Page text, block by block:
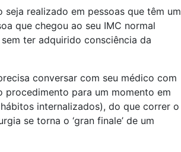
realizado em pessoas que têm um
que chegou ao seu IMC normal
ter adquirido consciência da
conversar com seu médico com
procedimento para um momento em
internalizados), do que correr o
se torna o ‘gran finale’ de um